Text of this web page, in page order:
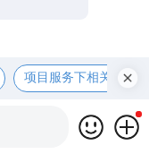
项目服务下相关资咨询